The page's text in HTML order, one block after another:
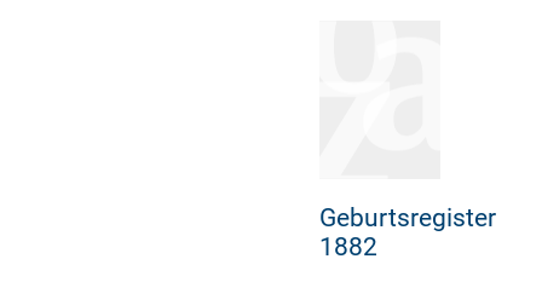
Geburtsregister
1882